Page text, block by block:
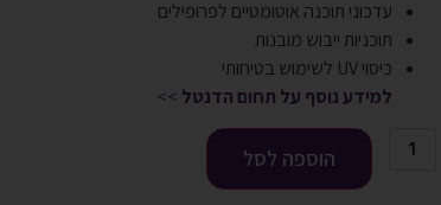
עדכוני תוכנה אוטומטיים לפרופילים
תוכניות ייבוש מובנות
כיסוי UV לשימוש בטיחותי
למידע נוסף על תחום הדנטל >>
הוספה לסל